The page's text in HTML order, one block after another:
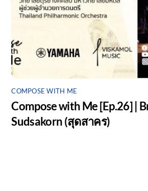
COMPOSE WITH ME
Compose with Me [Ep.26] |
Sudsakorn (สุดสาคร)